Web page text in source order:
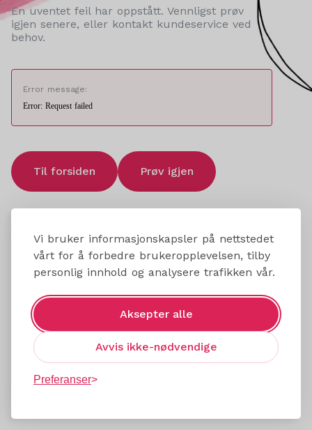
Vi bruker informasjonskapsler på nettstedet
vårt for å forbedre brukeropplevelsen, tilby
personlig innhold og analysere trafikken vår.
Aksepter alle
Avvis ikke-nødvendige
Preferanser
En uventet feil har oppstått. Vennligst prøv
igjen senere, eller kontakt kundeservice ved
behov.
Error message:
Error: Request failed
Til forsiden Prøv igjen